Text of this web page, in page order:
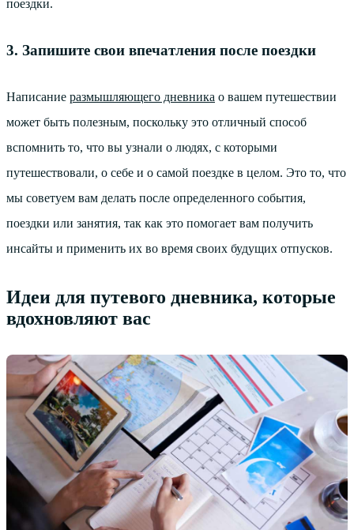
поездки.
3. Запишите свои впечатления после поездки
Написание размышляющего дневника о вашем путешествии
может быть полезным, поскольку это отличный способ
вспомнить то, что вы узнали о людях, с которыми
путешествовали, о себе и о самой поездке в целом. Это то, что
мы советуем вам делать после определенного события,
поездки или занятия, так как это помогает вам получить
инсайты и применить их во время своих будущих отпусков.
Идеи для путевого дневника, которые
вдохновляют вас